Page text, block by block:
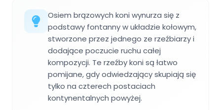
Osiem brązowych koni wynurza się z
podstawy fontanny w układzie kołowym,
stworzone przez jednego ze rzeźbiarzy i
dodające poczucie ruchu całej
kompozycji. Te rzeźby koni są łatwo
pomijane, gdy odwiedzający skupiają się
tylko na czterech postaciach
kontynentalnych powyżej.